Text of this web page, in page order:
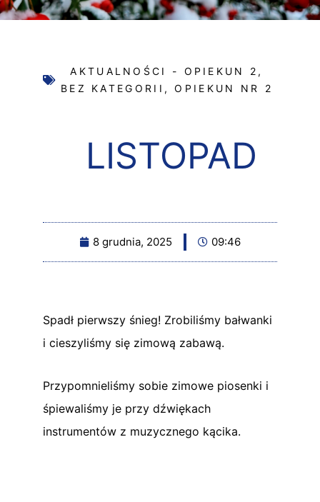
AKTUALNOŚCI - OPIEKUN 2 ,
BEZ KATEGORII ,OPIEKUN NR 2
LISTOPAD
8 grudnia, 2025 09:46
Spadł pierwszy śnieg! Zrobiliśmy bałwanki
i cieszyliśmy się zimową zabawą.
Przypomnieliśmy sobie zimowe piosenki i
śpiewaliśmy je przy dźwiękach
instrumentów z muzycznego kącika.